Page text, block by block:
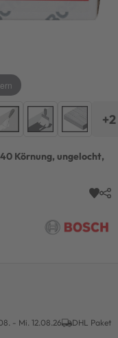
+2
Körnung, ungelocht,
- Mi. 12.08.26 DHL Paket